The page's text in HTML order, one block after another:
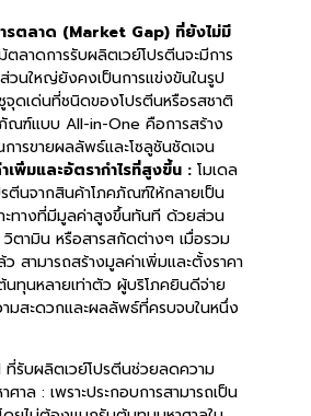
รตลาด (Market Gap) ที่ยังไม่มี
ตลาดการรับผลิตเวย์โปรตีนจะมีการ
นใหญ่ยังคงเป็นการแข่งขันในรูป
ดเด่นที่ชนิดของโปรตีนหรือรสชาติ
ณฑ์แบบ All-in-One คือการสร้าง
ารขายผลลัพธ์และโซลูชันชัดเจน
เพิ่มและอัตรากำไรที่สูงขึ้น : โมเดล
ตีนจากสินค้าโภคภัณฑ์ให้กลายเป็น
ทางที่มีมูลค่าสูงขึ้นทันที ด้วยส่วน
วิตามิน หรือสารสกัดต่างๆ เมื่อรวม
ว สามารถสร้างมูลค่าเพิ่มและตั้งราคา
นทุนหลายเท่าตัว ผู้บริโภคยินดีจ่าย
มสะดวกและผลลัพธ์ที่ครบจบในหนึ่ง
ที่รับผลิตเวย์โปรตีนช่วยลดความ
าล : เพราะประกอบการสามารถเป็น